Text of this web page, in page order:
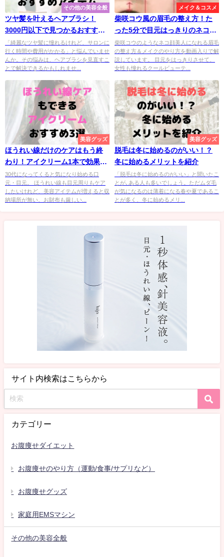
その他の美容全般
ツヤ髪を叶えるヘアブラシ！
3000円以下で見つかるおすすめ
アイテム
「綺麗なツヤ髪に憧れるけれど、サロンに
行く時間や費用がかかる」と悩んでいませ
んか。その悩みは、ヘアブラシを見直すこ
とで解決できるかもしれませ...
メイク＆コスメ
柴咲コウ風の眉毛の整え方！た
った5分で目元はっきりのネコ顔
美人になる方法
柴咲コウのようなネコ顔美人になれる眉毛
の整え方＆メイクのやり方を動画入りで解
説しています。 目元をはっきりさせて、
女性も憧れるクールビューテ...
美容グッズ
ほうれい線だけのケアはもう終
わり！アイクリーム1本で効果的
にケアする
30代になってくると気になり始める口
元・目元。 ほうれい線も目元周りもケア
したいけれど、美容アイテムが増えると収
納場所が無い、お財布も厳しい...
美容グッズ
脱毛は冬に始めるのがいい！？
冬に始めるメリットを紹介
「脱毛は冬に始めるのがいい」と聞いたこ
とが､ある人も多いでしょう。ただムダ毛
が気になるのは薄着になる春や夏であるこ
とが多く、冬に始めるメリ...
サイト内検索はこちらから
カテゴリー
お腹痩せダイエット
お腹痩せのやり方（運動/食事/サプリなど）
お腹痩せグッズ
家庭用EMSマシン
その他の美容全般